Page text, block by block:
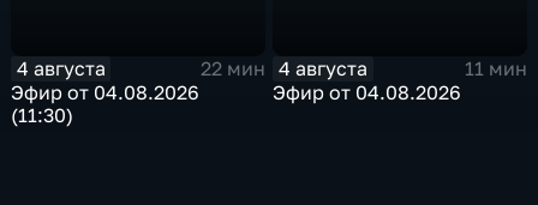
4 августа
22 мин
Эфир от 04.08.2026
(11:30)
4 августа
11 мин
Эфир от 04.08.2026